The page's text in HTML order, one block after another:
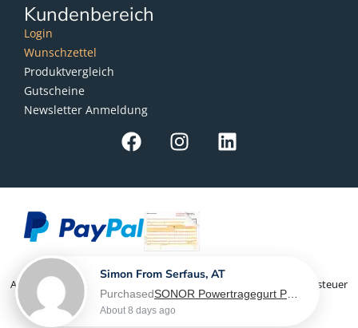
Kundenbereich
Login
Wunschzettel
Produktvergleich
Gutscheine
Newsletter Anmeldung
Als Kleinunternehmer im Sinne von § 19 Abs. 1 UStG wird Umsatzsteuer
nicht berechnet
Simon From Serfaus, AT
Purchased
About 8 days ago